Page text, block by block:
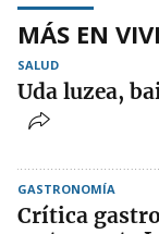
MÁS EN
SALUD
Uda luzea,
GASTRONOMÍA
Crítica